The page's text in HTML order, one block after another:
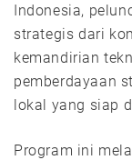
Indonesia,
strategis dari
kemandirian
pemberdayaan
lokal yang siap
Program ini